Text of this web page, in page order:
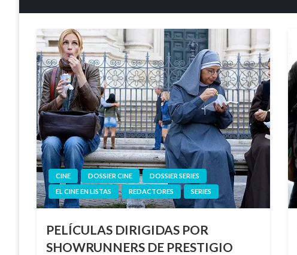
CINE DOSSIER CINE
DOSSIER SERIES
EL CINE EN LISTAS
REDACTORES SERIES
PELÍCULAS DIRIGIDAS POR
SHOWRUNNERS DE PRESTIGIO